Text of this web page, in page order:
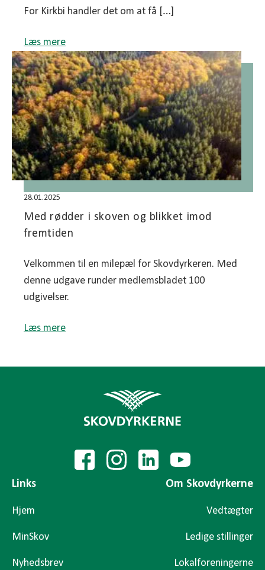
For Kirkbi handler det om at få […]
Læs mere
28.01.2025
Med rødder i skoven og blikket imod
fremtiden
Velkommen til en milepæl for Skovdyrkeren. Med
denne udgave runder medlemsbladet 100
udgivelser.
Læs mere
Links
Hjem
MinSkov
Nyhedsbrev
Om Skovdyrkerne
Vedtægter
Ledige stillinger
Lokalforeningerne